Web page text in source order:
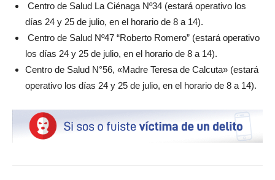
Centro de Salud La Ciénaga Nº34 (estará operativo los
días 24 y 25 de julio, en el horario de 8 a 14).
Centro de Salud Nº47 “Roberto Romero” (estará operativo
los días 24 y 25 de julio, en el horario de 8 a 14).
Centro de Salud N°56, «Madre Teresa de Calcuta» (estará
operativo los días 24 y 25 de julio, en el horario de 8 a 14).